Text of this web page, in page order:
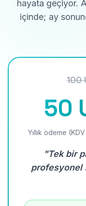
hayata geçiyor.
içinde; ay
100
50
Yıllık ödeme
"Tek bir
profesyonel